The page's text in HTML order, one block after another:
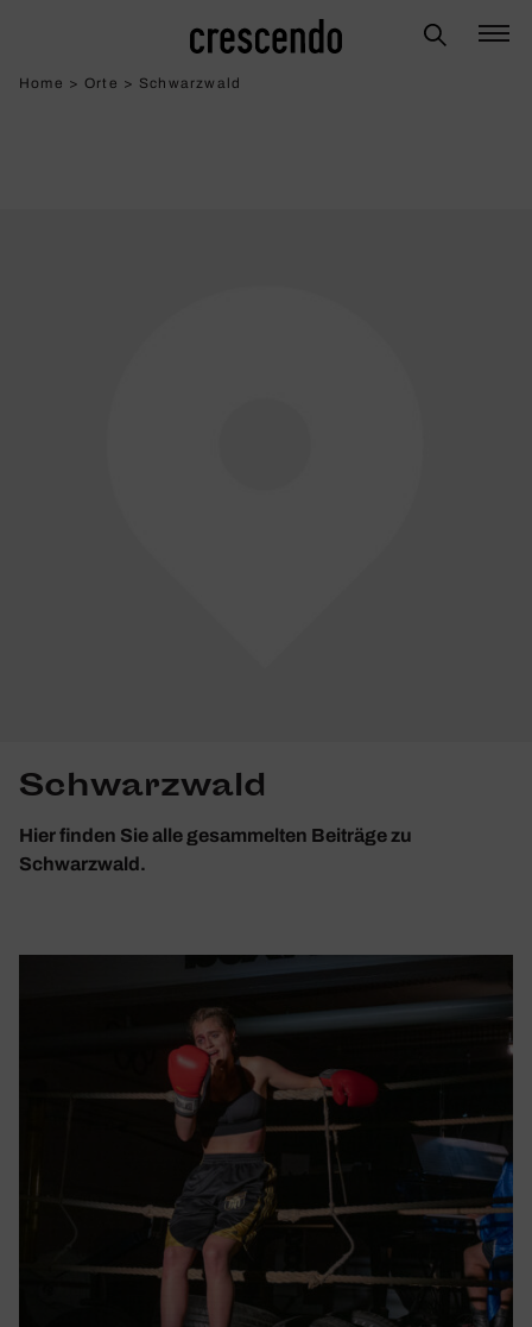
Home > Orte > Schwarzwald
Schwarzwald
Hier finden Sie alle gesammelten Beiträge zu
Schwarzwald.